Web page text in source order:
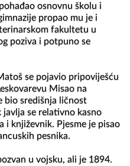
osnovnu školu i
propao mu je i
fakultetu u
poziva i potpuno se
Misao na
bio središnja ličnost
javlja se relativno kasno
i književnik. Pjesme je pisao
pesnika.
u vojsku, ali je 1894.